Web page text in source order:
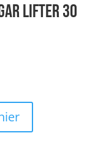
Lifter 30